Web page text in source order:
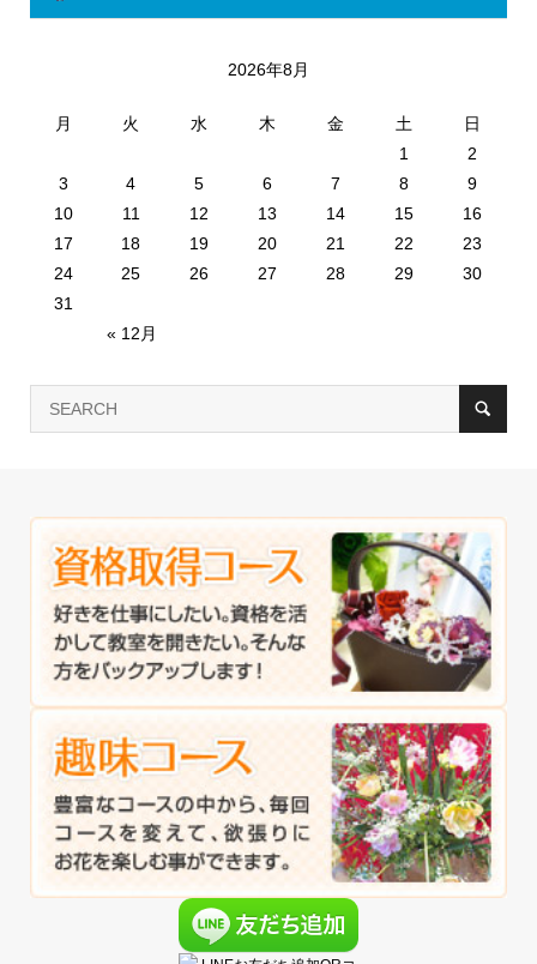
2026年8月
月 火 水 木 金 土 日
« 12月
1
2
3
4 5 6 7 8
9
10
11 12 13 14 15
16
17
18 19 20 21 22
23
24
25 26 27 28 29
30
31